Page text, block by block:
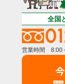
全国
営業時間 8:00